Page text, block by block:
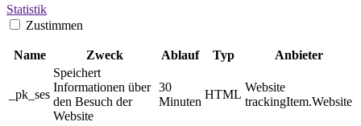
Statistik
Zustimmen
Name Zweck Ablauf Typ Anbieter
_pk_ses
Speichert
Informationen über
den Besuch der
Website
30
Minuten
HTML
Website
trackingItem.Website